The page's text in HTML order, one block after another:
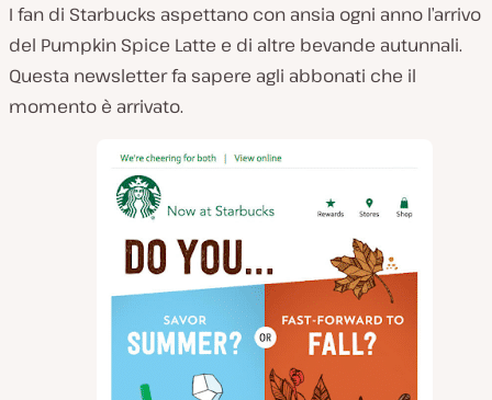
I fan di Starbucks aspettano con ansia ogni anno l’arrivo
del Pumpkin Spice Latte e di altre bevande autunnali.
Questa newsletter fa sapere agli abbonati che il
momento è arrivato.